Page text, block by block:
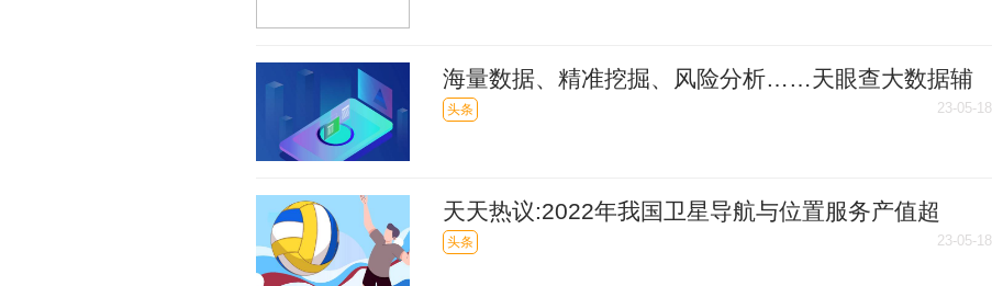
海量数据、精准挖掘、风险分析……天眼查大数据辅
助引进优质企业 当前时讯
头条 23-05-18
天天热议:2022年我国卫星导航与位置服务产值超
5000亿元
头条 23-05-18